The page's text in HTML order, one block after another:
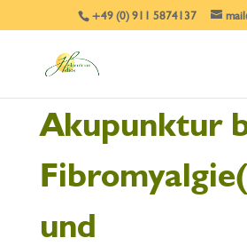
+49 (0) 911 5874137
Akupunktur
und